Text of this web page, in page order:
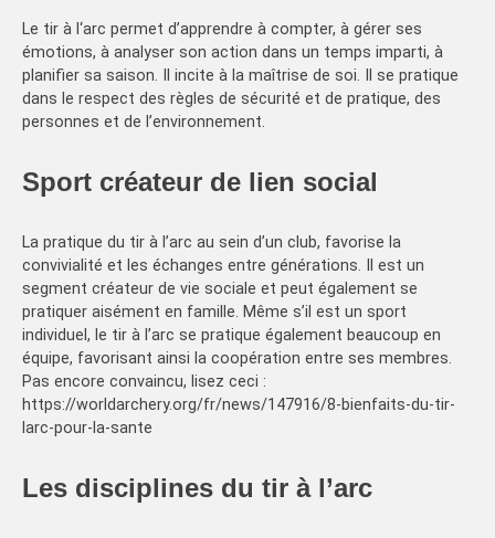
Le tir à l‘arc permet d’apprendre à compter, à gérer ses
émotions, à analyser son action dans un temps imparti, à
planifier sa saison. Il incite à la maîtrise de soi. Il se pratique
dans le respect des règles de sécurité et de pratique, des
personnes et de l’environnement.
Sport créateur de lien social
La pratique du tir à l’arc au sein d’un club, favorise la
convivialité et les échanges entre générations. Il est un
segment créateur de vie sociale et peut également se
pratiquer aisément en famille. Même s’il est un sport
individuel, le tir à l’arc se pratique également beaucoup en
équipe, favorisant ainsi la coopération entre ses membres.
Pas encore convaincu, lisez ceci :
https://worldarchery.org/fr/news/147916/8-bienfaits-du-tir-
larc-pour-la-sante
Les disciplines du tir à l’arc